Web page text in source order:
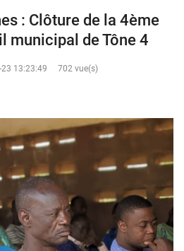
: Clôture de la 4ème
municipal de Tône 4
13:23:49
702 vue(s)